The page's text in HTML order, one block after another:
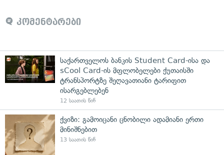
კომენტარები
საქართველოს ბანკის Student Card-ისა და
sCool Card-ის მფლობელები ქუთაისში
ტრანსპორტზე შეღავათიანი ტარიფით
ისარგებლებენ
12 საათის წინ
ქვიზი: გამოიცანი ცნობილი ადამიანი ერთი
მინიშნებით
13 საათის წინ